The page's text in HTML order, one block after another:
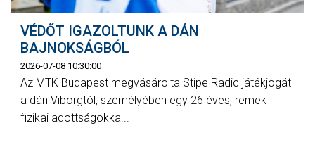
VÉDŐT IGAZOLTUNK A DÁN
BAJNOKSÁGBÓL
2026-07-08 10:30:00
Az MTK Budapest megvásárolta Stipe Radic játékjogát
a dán Viborgtól, személyében egy 26 éves, remek
fizikai adottságokka...